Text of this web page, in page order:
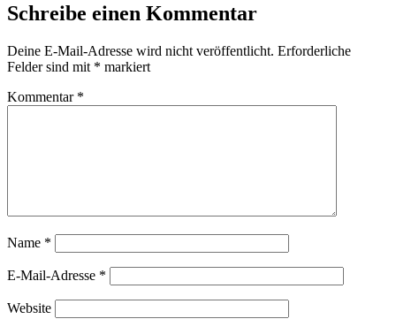
Schreibe einen Kommentar
Deine E-Mail-Adresse wird nicht veröffentlicht. Erforderliche
Felder sind mit * markiert
Kommentar *
Name *
E-Mail-Adresse *
Website